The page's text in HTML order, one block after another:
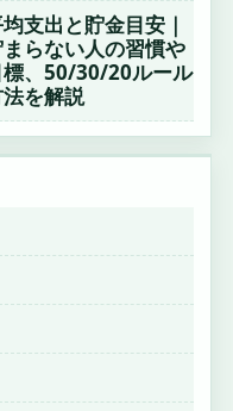
支出と貯金目安｜
らない人の習慣や
標、50/30/20ルール
を解説